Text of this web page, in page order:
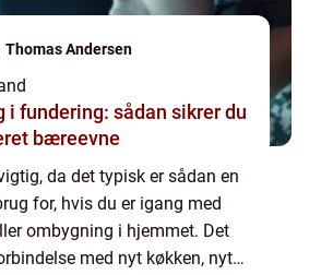
Thomas Andersen
i fundering: sådan sikrer du
bæreevne
da det typisk er sådan en
for, hvis du er igang med
ombygning i hjemmet. Det
med nyt køkken, nyt